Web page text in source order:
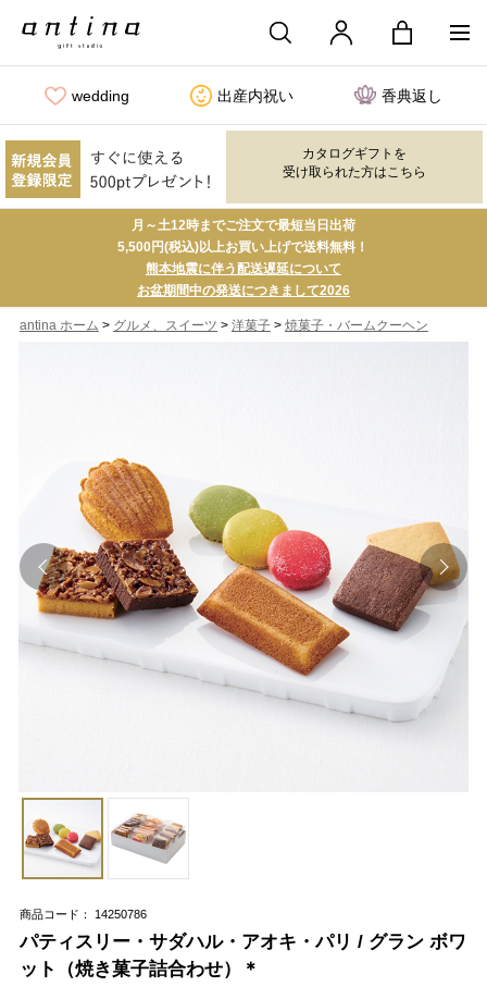
wedding 出産内祝い 香典返し
カタログギフトを
受け取られた方はこちら
月～土12時までご注文で最短当日出荷
5,500円(税込)以上お買い上げで送料無料！
熊本地震に伴う配送遅延について
お盆期間中の発送につきまして2026
antina ホーム > グルメ、スイーツ > 洋菓子> 焼菓子・バームクーヘン
商品コード： 14250786
パティスリー・サダハル・アオキ・パリ / グラン ボワ
ット（焼き菓子詰合わせ）＊